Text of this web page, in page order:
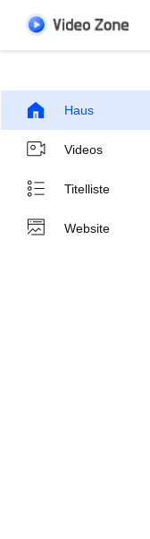
Haus
Videos
Titelliste
Website